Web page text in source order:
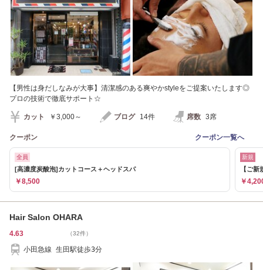
【男性は身だしなみが大事】清潔感のある爽やかstyleをご提案いたします◎
プロの技術で徹底サポート☆
カット ￥3,000～ ブログ 14件 席数 3席
クーポン クーポン一覧へ
全員
[高濃度炭酸泡]カットコース＋ヘッドスパ
￥8,500
新規
【ご
￥
Hair Salon OHARA
4.63 （32件）
小田急線 生田駅徒歩3分